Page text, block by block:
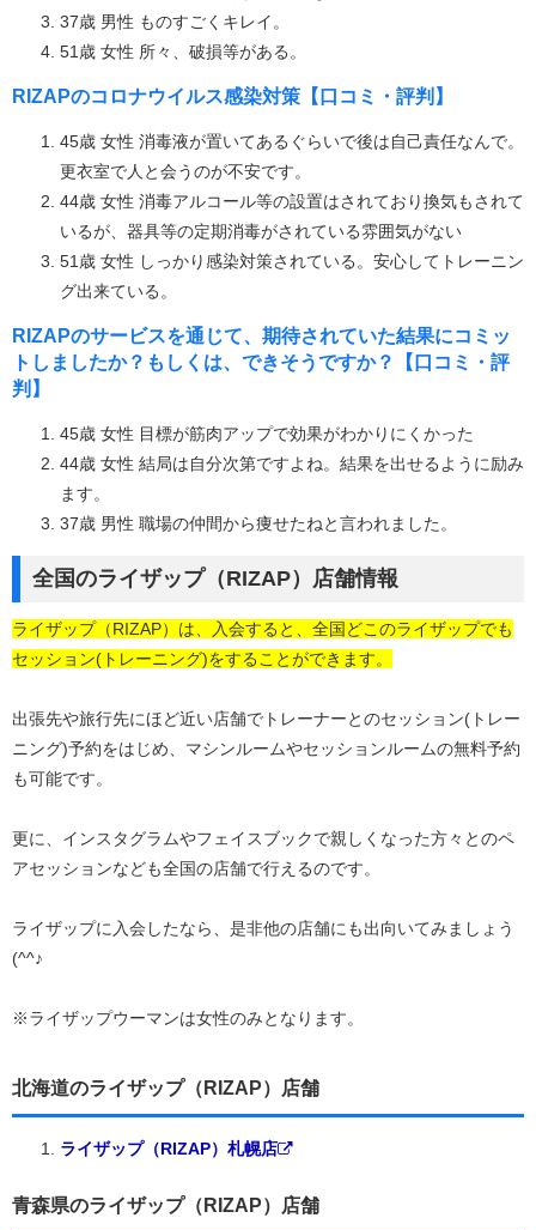
37歳 男性 ものすごくキレイ。
51歳 女性 所々、破損等がある。
RIZAPのコロナウイルス感染対策【口コミ・評判】
45歳 女性 消毒液が置いてあるぐらいで後は自己責任なんで。
更衣室で人と会うのが不安です。
44歳 女性 消毒アルコール等の設置はされており換気もされて
いるが、器具等の定期消毒がされている雰囲気がない
51歳 女性 しっかり感染対策されている。安心してトレーニン
グ出来ている。
RIZAPのサービスを通じて、期待されていた結果にコミッ
トしましたか？もしくは、できそうですか？【口コミ・評
判】
45歳 女性 目標が筋肉アップで効果がわかりにくかった
44歳 女性 結局は自分次第ですよね。結果を出せるように励み
ます。
37歳 男性 職場の仲間から痩せたねと言われました。
全国のライザップ（RIZAP）店舗情報
ライザップ（RIZAP）は、入会すると、全国どこのライザップでも
セッション(トレーニング)をすることができます。
出張先や旅行先にほど近い店舗でトレーナーとのセッション(トレー
ニング)予約をはじめ、マシンルームやセッションルームの無料予約
も可能です。
更に、インスタグラムやフェイスブックで親しくなった方々とのペ
アセッションなども全国の店舗で行えるのです。
ライザップに入会したなら、是非他の店舗にも出向いてみましょう
(^^♪
※ライザップウーマンは女性のみとなります。
北海道のライザップ（RIZAP）店舗
ライザップ（RIZAP）札幌店
青森県のライザップ（RIZAP）店舗